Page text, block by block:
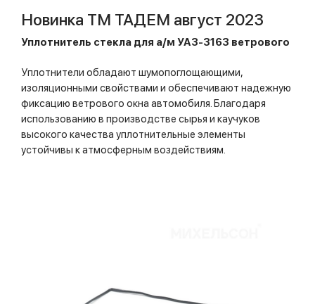
Новинка ТМ ТАДЕМ август 2023
Уплотнитель стекла для а/м УАЗ-3163 ветрового
Уплотнители обладают шумопоглощающими,
изоляционными свойствами и обеспечивают надежную
фиксацию ветрового окна автомобиля. Благодаря
использованию в производстве сырья и каучуков
высокого качества уплотнительные элементы
устойчивы к атмосферным воздействиям.